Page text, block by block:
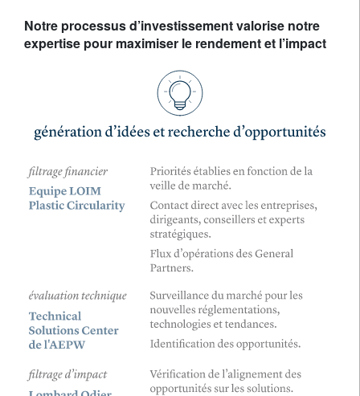
Notre processus d’investissement valorise notre
expertise pour maximiser le rendement et l’impact